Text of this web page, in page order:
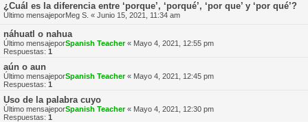
¿Cuál es la diferencia entre ‘porque’, ‘porqué’, ‘por que’ y ‘por qué’?
Último mensajeporMeg S. « Junio 15, 2021, 11:34 am
náhuatl o nahua
Último mensajeporSpanish Teacher« Mayo 4, 2021, 12:55 pm
Respuestas: 1
aún o aun
Último mensajeporSpanish Teacher« Mayo 4, 2021, 12:45 pm
Respuestas: 1
Uso de la palabra cuyo
Último mensajeporSpanish Teacher« Mayo 4, 2021, 12:30 pm
Respuestas: 1